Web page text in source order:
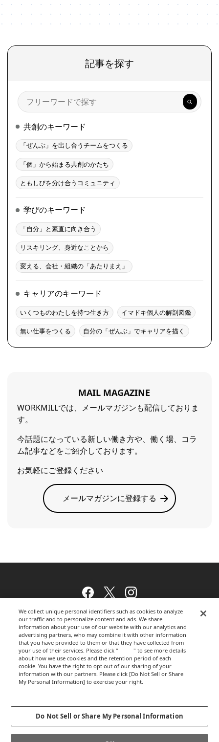
記事を探す
検
索
共創のキーワード
「ぜんぶ」を出し合うチームをつくる
「個」から始まる共創のかたち
ともしびを分け合うコミュニティ
学びのキーワード
「自分」と素直に向き合う
リスキリング、身近なことから
変える、会社・組織の「あたりまえ」
キャリアのキーワード
いくつものわたしを持つ生き方 イマドキ個人の解剖図鑑
無い仕事をつくる 自分の「ぜんぶ」でキャリアを描く
MAIL MAGAZINE
WORKMILLでは、メールマガジンも配信しておりま
す。
今話題になっている新しい働き方や、働く場、コラ
ム記事などをご紹介しております。
お気軽にご登録ください
メールマガジンに登録する
Facebook
TwitterInstagram
ウェブサイトのご利用について
プライバシーポリシー
運営会社
We collect unique personal identifiers such as cookies to analyze
our traffic and to personalize content and ads. We share
information about your use of our website with our analytics and
advertising partners, who may combine it with other information
that you have provided to them or that they have collected from
your use of their services. Please click "
here" to see more details
about how we use cookies and the retention period of each
cookie. You have the right to opt out of our sharing of your
information with our partners. Please click [Do Not Sell or Share
My Personal Information] to exercise your right.
Do Not Sell or Share My Personal Information